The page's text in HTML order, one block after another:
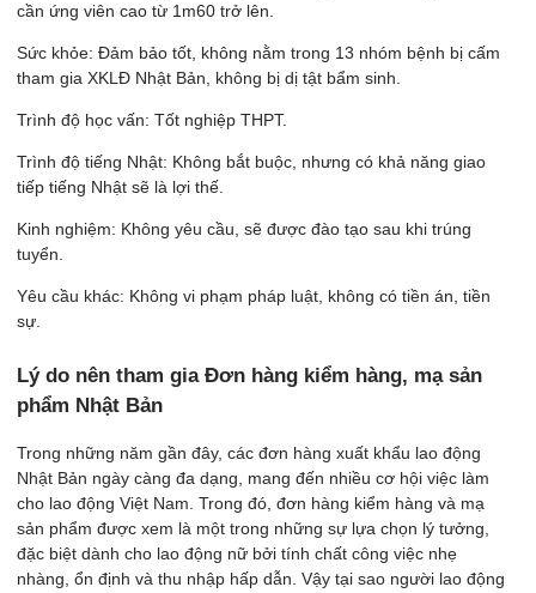
cần ứng viên cao từ 1m60 trở lên.
Sức khỏe: Đảm bảo tốt, không nằm trong 13 nhóm bệnh bị cấm
tham gia XKLĐ Nhật Bản, không bị dị tật bẩm sinh.
Trình độ học vấn: Tốt nghiệp THPT.
Trình độ tiếng Nhật: Không bắt buộc, nhưng có khả năng giao
tiếp tiếng Nhật sẽ là lợi thế.
Kinh nghiệm: Không yêu cầu, sẽ được đào tạo sau khi trúng
tuyển.
Yêu cầu khác: Không vi phạm pháp luật, không có tiền án, tiền
sự.
Lý do nên tham gia Đơn hàng kiểm hàng, mạ sản
phẩm Nhật Bản
Trong những năm gần đây, các đơn hàng xuất khẩu lao động
Nhật Bản ngày càng đa dạng, mang đến nhiều cơ hội việc làm
cho lao động Việt Nam. Trong đó, đơn hàng kiểm hàng và mạ
sản phẩm được xem là một trong những sự lựa chọn lý tưởng,
đặc biệt dành cho lao động nữ bởi tính chất công việc nhẹ
nhàng, ổn định và thu nhập hấp dẫn. Vậy tại sao người lao động